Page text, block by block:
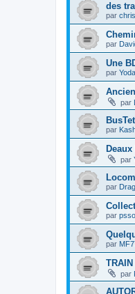
des
par
par
Une
par Yoda
par
par
par
par
par
par
par